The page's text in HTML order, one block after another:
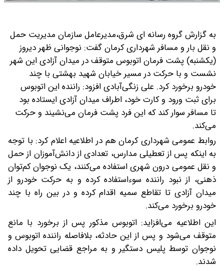
به گزارش گروه رسانه ای شرق،مدیرعامل سازمان مدیریت حمل
و نقل بار و مسافر شهرداری کرمان گفت: نوجوانی ظهر دیروز
(یکشنبه) پشت فرمان اتوبوس متوقف در میدان آزادی این شهر
نشست و با حرکت در مسیر خیابان شهید بهشتی با چند
خودرو برخورد کرد. علی زنگی‌آبادی افزود: راننده این اتوبوس
برای ثبت ورود و کارت خود، اطراف میدان آزادی ایستاده بود
تا مسافر سوار کند که این فرد پشت فرمان می‌نشیند و حرکت
می‌کند.
روابط عمومی شهرداری کرمان هم در اطلاعیه‌ اعلام کرد: با توجه
به اینکه پس از تعطیلی مدارس، تعدادی از دانش‌آموزان از حمل‌
و نقل عمومی درون‌ شهری استفاده می‌کنند، یک نوجوان کم‌توان
ذهنی، از نبود راننده سوءاستفاده کرده و به حرکت خودرو از
میدان آزادی تا تقاطع سمیه اقدام کرده و در بین راه با چند
خودرو برخورد می‌کند.
این اطلاعیه می‌افزاید: اتوبوس مذکور پس از برخورد با مانع
متوقف می‌شود و پس از این حادثه، بلافاصله راننده اتوبوس و
نوجوان توسط پلیس دستگیر و به مراجع قضایی تحویل داده
شدند.